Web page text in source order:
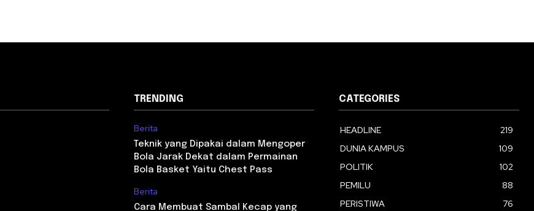
TRENDING
Berita
Teknik yang Dipakai dalam Mengoper
Bola Jarak Dekat dalam Permainan
Bola Basket Yaitu Chest Pass
Berita
Cara Membuat Sambal Kecap yang
CATEGORIES
HEADLINE
219
DUNIA KAMPUS
109
POLITIK
102
PEMILU
88
PERISTIWA
76